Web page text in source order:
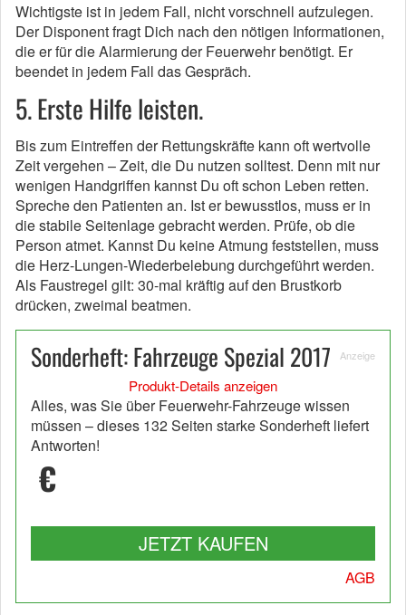
Wichtigste ist in jedem Fall, nicht vorschnell aufzulegen.
Der Disponent fragt Dich nach den nötigen Informationen,
die er für die Alarmierung der Feuerwehr benötigt. Er
beendet in jedem Fall das Gespräch.
5. Erste Hilfe leisten.
Bis zum Eintreffen der Rettungskräfte kann oft wertvolle
Zeit vergehen – Zeit, die Du nutzen solltest. Denn mit nur
wenigen Handgriffen kannst Du oft schon Leben retten.
Spreche den Patienten an. Ist er bewusstlos, muss er in
die stabile Seitenlage gebracht werden. Prüfe, ob die
Person atmet. Kannst Du keine Atmung feststellen, muss
die Herz-Lungen-Wiederbelebung durchgeführt werden.
Als Faustregel gilt: 30-mal kräftig auf den Brustkorb
drücken, zweimal beatmen.
Sonderheft: Fahrzeuge Spezial 2017 Anzeige
Produkt-Details anzeigen
Alles, was Sie über Feuerwehr-Fahrzeuge wissen
müssen – dieses 132 Seiten starke Sonderheft liefert
Antworten!
€
JETZT KAUFEN
AGB